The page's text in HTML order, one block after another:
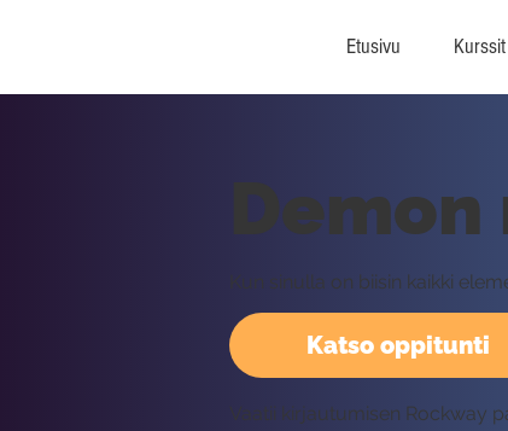
Etusivu Kurssit
Katso oppitunti
Kun sinulla on biisin kaikki
Vaatii kirjautumisen Rockway